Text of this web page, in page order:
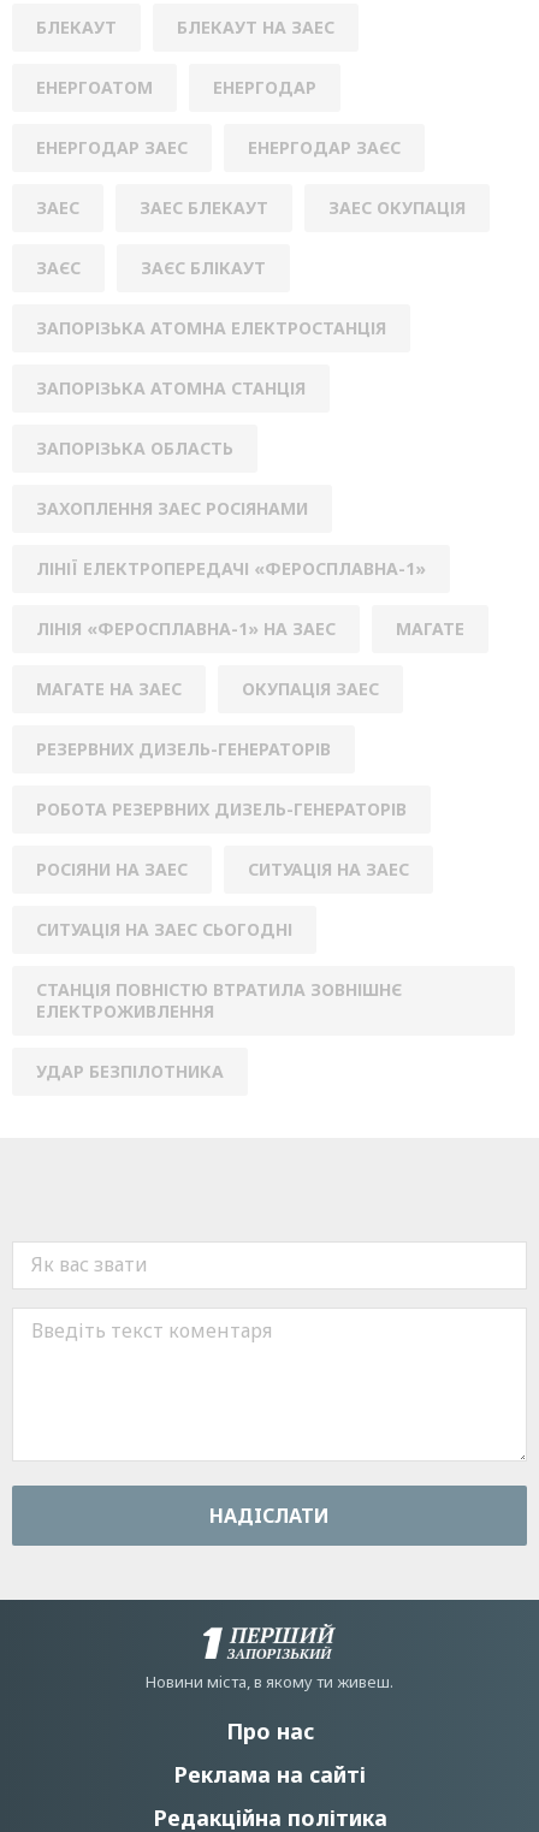
БЛЕКАУТ БЛЕКАУТ НА ЗАЕС
ЕНЕРГОАТОМ ЕНЕРГОДАР
ЕНЕРГОДАР ЗАЕС ЕНЕРГОДАР ЗАЄС
ЗАЕС ЗАЕС БЛЕКАУТ ЗАЕС ОКУПАЦІЯ
ЗАЄС ЗАЄС БЛІКАУТ
ЗАПОРІЗЬКА АТОМНА ЕЛЕКТРОСТАНЦІЯ
ЗАПОРІЗЬКА АТОМНА СТАНЦІЯ
ЗАПОРІЗЬКА ОБЛАСТЬ
ЗАХОПЛЕННЯ ЗАЕС РОСІЯНАМИ
ЛІНІЇ ЕЛЕКТРОПЕРЕДАЧІ «ФЕРОСПЛАВНА-1»
ЛІНІЯ «ФЕРОСПЛАВНА-1» НА ЗАЕС МАГАТЕ
МАГАТЕ НА ЗАЕС ОКУПАЦІЯ ЗАЕС
РЕЗЕРВНИХ ДИЗЕЛЬ-ГЕНЕРАТОРІВ
РОБОТА РЕЗЕРВНИХ ДИЗЕЛЬ-ГЕНЕРАТОРІВ
РОСІЯНИ НА ЗАЕС СИТУАЦІЯ НА ЗАЕС
СИТУАЦІЯ НА ЗАЕС СЬОГОДНІ
СТАНЦІЯ ПОВНІСТЮ ВТРАТИЛА ЗОВНІШНЄ
ЕЛЕКТРОЖИВЛЕННЯ
УДАР БЕЗПІЛОТНИКА
НАДIСЛАТИ
Новини мiста, в якому ти живеш.
Про нас
Реклама на сайті
Редакційна політика